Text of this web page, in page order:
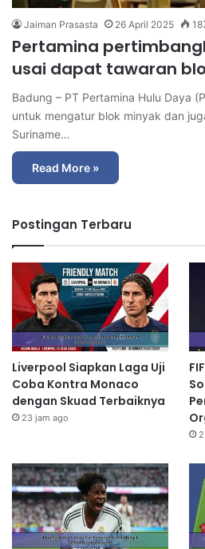
Jaiman Prasasta 26 April 2025
Pertamina
usai dapat tawaran
Badung – PT Pertamina Hulu Daya
untuk mengatur blok minyak dan
Suriname…
Read More »
Postingan Terbaru
Liverpool Siapkan Laga Uji
Coba Kontra Monaco
dengan Skuad Terbaiknya
23 jam ago